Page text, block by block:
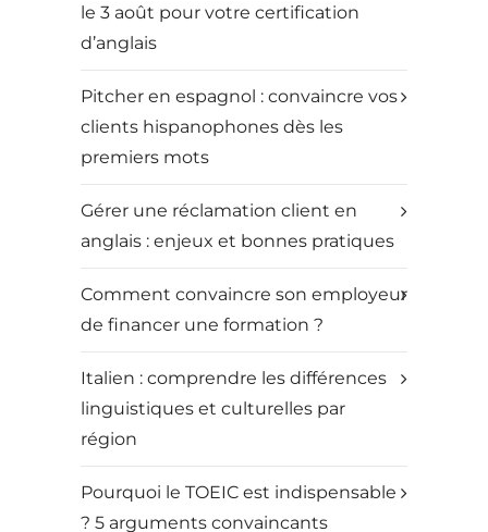
le 3 août pour votre certification
d’anglais
Pitcher en espagnol : convaincre vos
clients hispanophones dès les
premiers mots
Gérer une réclamation client en
anglais : enjeux et bonnes pratiques
Comment convaincre son employeur
de financer une formation ?
Italien : comprendre les différences
linguistiques et culturelles par
région
Pourquoi le TOEIC est indispensable
? 5 arguments convaincants